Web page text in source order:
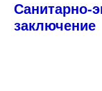
Санитарно-
заключение